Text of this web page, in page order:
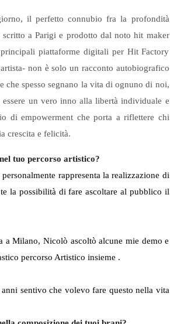
il perfetto connubio fra la profondità
a Parigi e prodotto dal noto hit maker
piattaforme digitali per Hit Factory
non è solo un racconto autobiografico
che spesso segnano la vita di ognuno di noi,
un vero inno alla libertà individuale e
di empowerment che porta a riflettere chi
crescita e felicità.
tuo percorso artistico?
rappresenta la realizzazione di
la possibilità di fare ascoltare al pubblico il
Milano, Nicolò ascoltò alcune mie demo e
percorso Artistico insieme .
sentivo che volevo fare questo nella vita